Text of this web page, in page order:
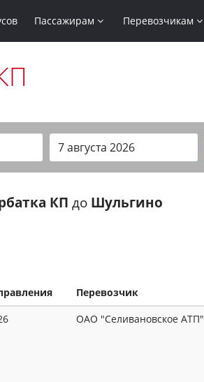
Пассажирам Перевозчикам
КП до Шульгино
Перевозчик
ОАО "Селивановское АТП"